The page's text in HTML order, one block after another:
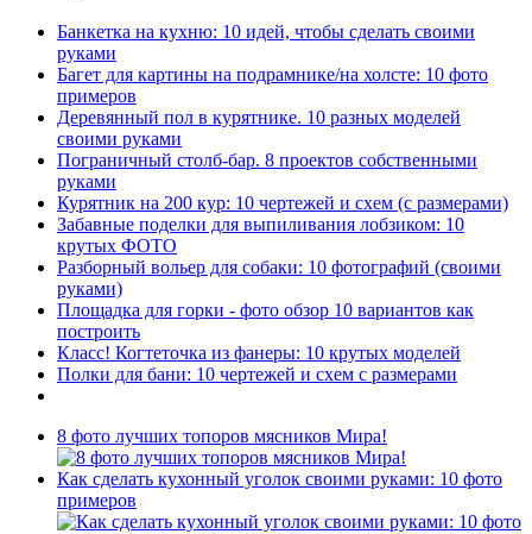
Банкетка на кухню: 10 идей, чтобы сделать своими
руками
Багет для картины на подрамнике/на холсте: 10 фото
примеров
Деревянный пол в курятнике. 10 разных моделей
своими руками
Пограничный столб-бар. 8 проектов собственными
руками
Курятник на 200 кур: 10 чертежей и схем (с размерами)
Забавные поделки для выпиливания лобзиком: 10
крутых ФОТО
Разборный вольер для собаки: 10 фотографий (своими
руками)
Площадка для горки - фото обзор 10 вариантов как
построить
Класс! Когтеточка из фанеры: 10 крутых моделей
Полки для бани: 10 чертежей и схем с размерами
8 фото лучших топоров мясников Мира!
Как сделать кухонный уголок своими руками: 10 фото
примеров